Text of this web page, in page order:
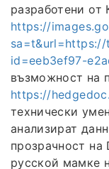
разработени от
https://
sa=t&url=https://
id=eeb3ef97-
възможност на
https://
технически
анализират
прозрачност
русской мамке